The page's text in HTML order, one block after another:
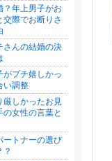
？年上男子がお
交際でお断りさ
さんの結婚の決
がプチ嬉しかっ
い調整
厳しかったお見
の女性の言葉と
ートナーの選び
？